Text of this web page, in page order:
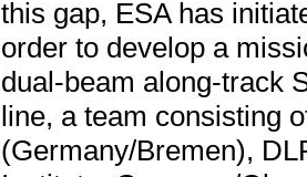
this gap, ESA has
order to develop a
dual-beam along-track
line, a team consisting
(Germany/Bremen),